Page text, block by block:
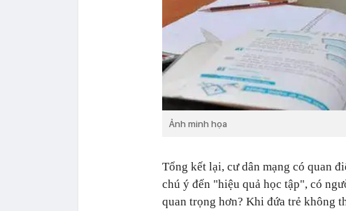
Ảnh minh họa
Tổng kết lại, cư dân mạng có quan
chú ý đến "hiệu quả học tập", có
quan trọng hơn? Khi đứa trẻ không